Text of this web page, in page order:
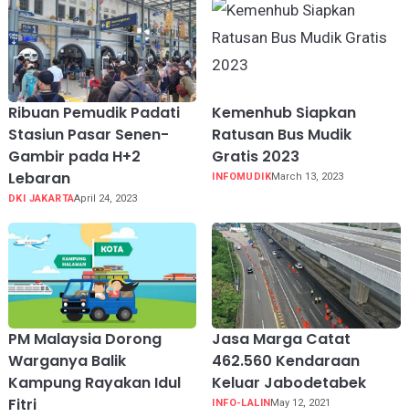
Ribuan Pemudik Padati
Stasiun Pasar Senen-
Gambir pada H+2
Lebaran
DKI JAKARTAApril 24, 2023
Kemenhub Siapkan
Ratusan Bus Mudik
Gratis 2023
INFOMUDIKMarch 13, 2023
PM Malaysia Dorong
Warganya Balik
Kampung Rayakan Idul
Fitri
Jasa Marga Catat
462.560 Kendaraan
Keluar Jabodetabek
INFO-LALIN May 12, 2021